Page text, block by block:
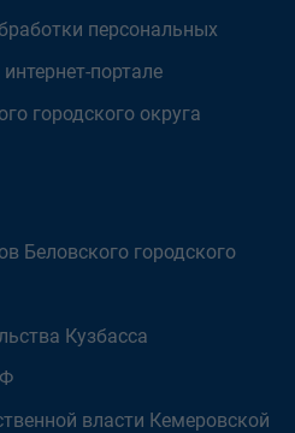
персональных
портале
городского округа
Беловского городского
Кузбасса
власти Кемеровской